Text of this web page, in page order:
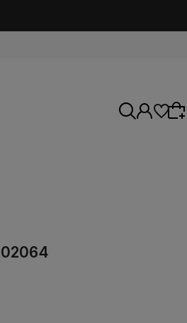
listy z poprzedniej sesji.